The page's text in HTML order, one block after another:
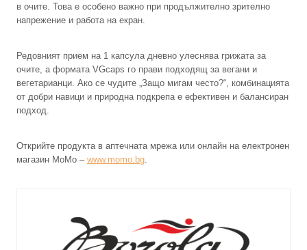
в очите. Това е особено важно при продължително зрително
напрежение и работа на екран.
Редовният прием на 1 капсула дневно улеснява грижата за
очите, а формата VGcaps го прави подходящ за вегани и
вегетарианци. Ако се чудите „Защо мигам често?“, комбинацията
от добри навици и природна подкрепа е ефективен и балансиран
подход.
Открийте продукта в аптечната мрежа или онлайн на електронен
магазин MoMo – www.momo.bg